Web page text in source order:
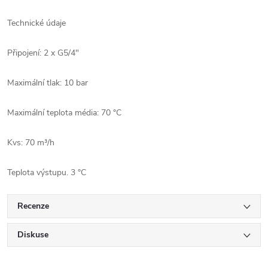
Technické údaje
Připojení: 2 x G5/4"
Maximální tlak: 10 bar
Maximální teplota média: 70 °C
Kvs: 70 m³/h
Teplota výstupu. 3 °C
Recenze
Diskuse